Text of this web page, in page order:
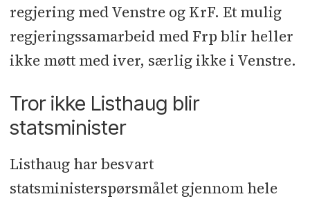
regjering med Venstre og KrF. Et mulig
regjeringssamarbeid med Frp blir heller
ikke møtt med iver, særlig ikke i Venstre.
Tror ikke Listhaug blir
statsminister
Listhaug har besvart
statsministerspørsmålet gjennom hele